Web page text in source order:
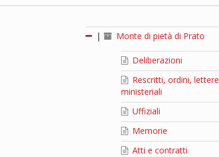
| Monte di pietà di Prato
Deliberazioni
Rescritti, ordini, lettere
ministeriali
Uffiziali
Memorie
Atti e contratti